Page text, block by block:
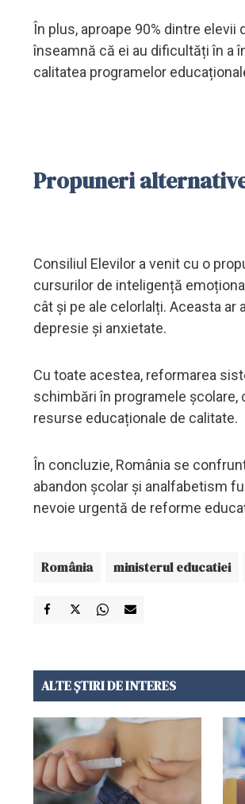
În plus, aproape 90% dintre
înseamnă că ei au dificultăți în a
calitatea programelor
Propuneri
Consiliul Elevilor a venit cu o
cursurilor de inteligență
cât și pe ale celorlalți. Aceasta
depresie și anxietate.
Cu toate acestea, reformarea
schimbări în programele
resurse educaționale de calitate.
În concluzie, România se
abandon școlar și analfabetism
nevoie urgentă de reforme
România ministerul educatiei
ALTE ȘTIRI DE INTERES